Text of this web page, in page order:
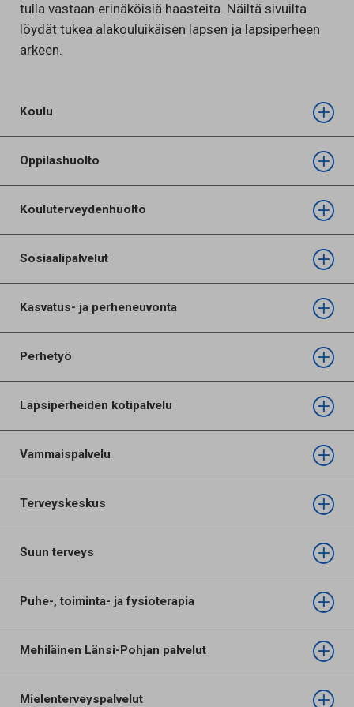
tulla vastaan erinäköisiä haasteita. Näiltä sivuilta
löydät tukea alakouluikäisen lapsen ja lapsiperheen
arkeen.
Koulu
Oppilashuolto
Kouluterveydenhuolto
Sosiaalipalvelut
Kasvatus- ja perheneuvonta
Perhetyö
Lapsiperheiden kotipalvelu
Vammaispalvelu
Terveyskeskus
Suun terveys
Puhe-, toiminta- ja fysioterapia
Mehiläinen Länsi-Pohjan palvelut
Mielenterveyspalvelut